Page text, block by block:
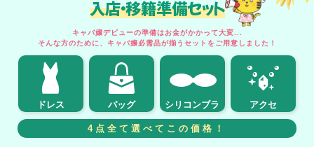
入店・移籍準備セット
キャバ嬢デビューの準備はお金がかかって大変...
そんな方のために、キャバ嬢必需品が揃うセットをご用意しました！
ドレス バッグ シリコンブラ アクセ
4点全て選べてこの価格！